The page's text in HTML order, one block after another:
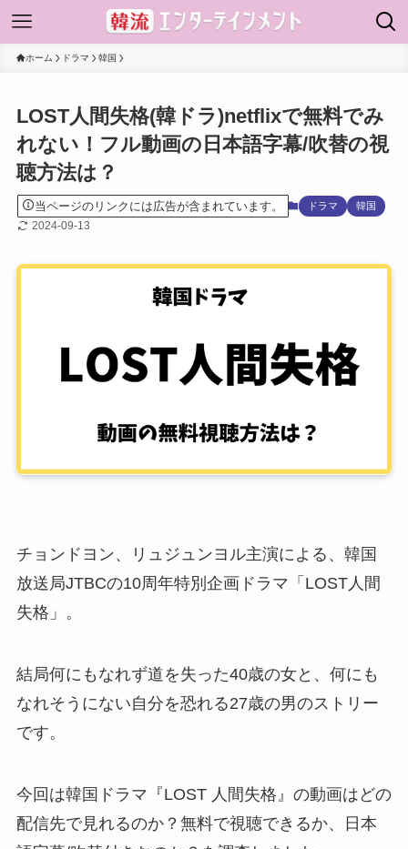
ホーム ドラマ 韓国
LOST人間失格(韓ドラ)netflixで無料でみ
れない！フル動画の日本語字幕/吹替の視
聴方法は？
当ページのリンクには広告が含まれています。 ドラマ 韓国
2024-09-13
チョンドヨン、リュジュンヨル主演による、韓国
放送局JTBCの10周年特別企画ドラマ「LOST人間
失格」。
結局何にもなれず道を失った40歳の女と、何にも
なれそうにない自分を恐れる27歳の男のストリー
です。
今回は韓国ドラマ『LOST 人間失格』の動画はどの
配信先で見れるのか？無料で視聴できるか、日本